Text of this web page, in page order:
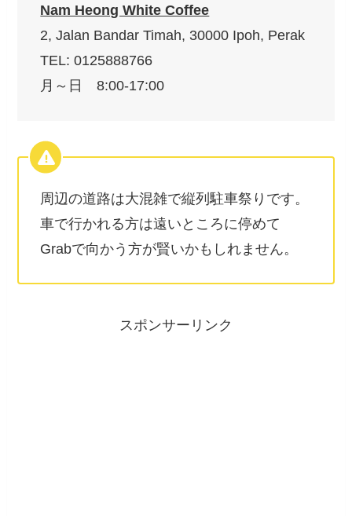
Nam Heong White Coffee
2, Jalan Bandar Timah, 30000 Ipoh, Perak
TEL: 0125888766
月～日 8:00-17:00
周辺の道路は大混雑で縦列駐車祭りです。
車で行かれる方は遠いところに停めて
Grabで向かう方が賢いかもしれません。
スポンサーリンク